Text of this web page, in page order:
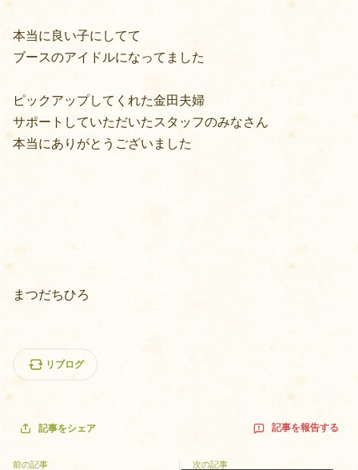
本当に良い子にしてて
ブースのアイドルになってました
ピックアップしてくれた金田夫婦
サポートしていただいたスタッフのみなさん
本当にありがとうございました
まつだちひろ
リブログ
記事をシェア 記事を報告する
前の記事 次の記事